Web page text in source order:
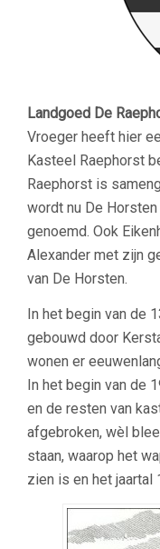
Landgoed De
Vroeger heeft hier
Kasteel Raephorst
Raephorst is
wordt nu De
genoemd. Ook
Alexander met zijn
van De Horsten.
In het begin van de
gebouwd door
wonen er
In het begin van de
en de resten van
afgebroken, wèl
staan, waarop het
zien is en het jaartal